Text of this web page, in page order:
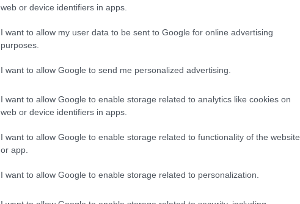
web or device identifiers in apps.
I want to allow my user data to be sent to Google for online advertising
purposes.
I want to allow Google to send me personalized advertising.
I want to allow Google to enable storage related to analytics like cookies on
web or device identifiers in apps.
I want to allow Google to enable storage related to functionality of the website
or app.
I want to allow Google to enable storage related to personalization.